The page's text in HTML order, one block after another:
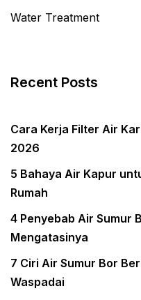
Water Treatment
Recent Posts
Cara Kerja Filter Air
2026
5 Bahaya Air Kapur
Rumah
4 Penyebab Air Sumur
Mengatasinya
7 Ciri Air Sumur Bor
Waspadai